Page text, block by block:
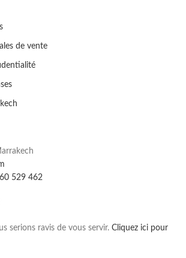
de vente
529 462
serions ravis de vous servir. Cliquez ici pour